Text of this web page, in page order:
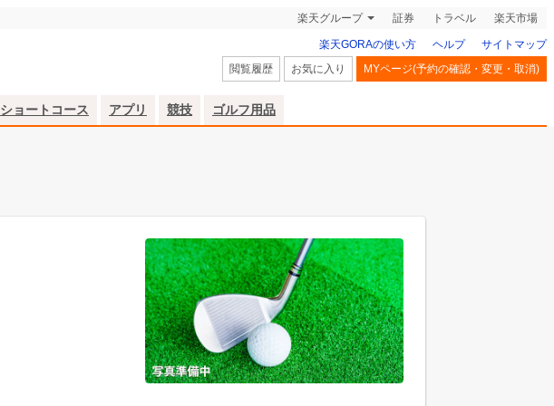
楽天グループ 証券 トラベル 楽天市場
楽天GORAの使い方 ヘルプ
サイトマップ
閲覧履歴
お気に入り MYページ(予約の確認・変更・取消)
ショートコース アプリ 競技 ゴルフ用品